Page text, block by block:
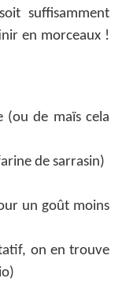
suffisamment
en morceaux !
de maïs cela
de sarrasin)
un goût moins
on en trouve